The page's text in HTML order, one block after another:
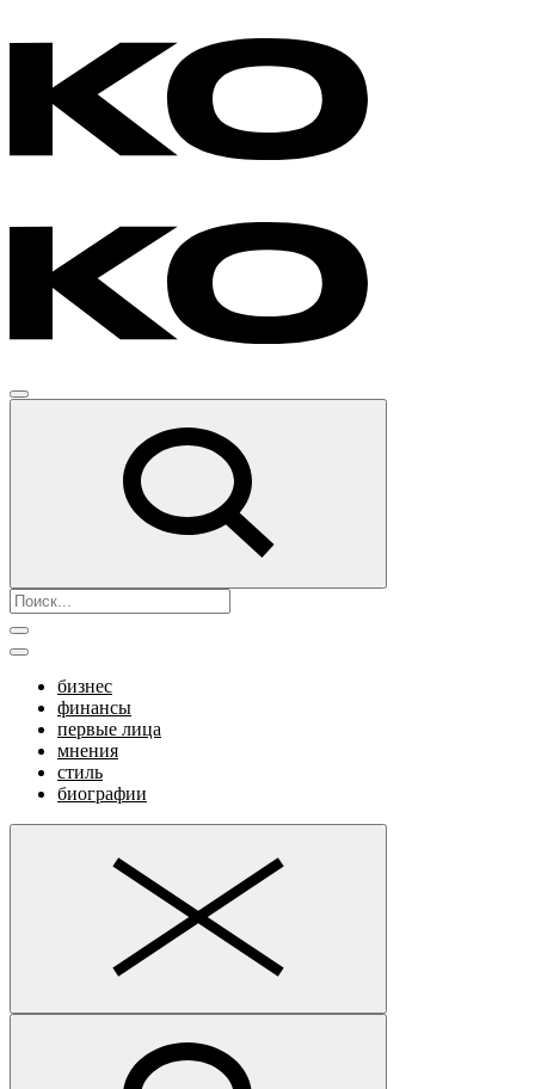
бизнес
финансы
первые лица
мнения
стиль
биографии